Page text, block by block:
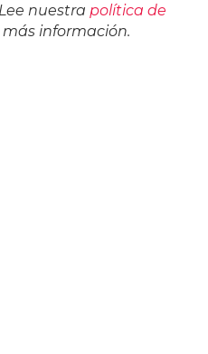
nuestra política de
información.